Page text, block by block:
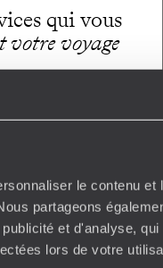
le contenu
partageons
et d'analyse,
lors de votre
qui vous
votre voyage
monde